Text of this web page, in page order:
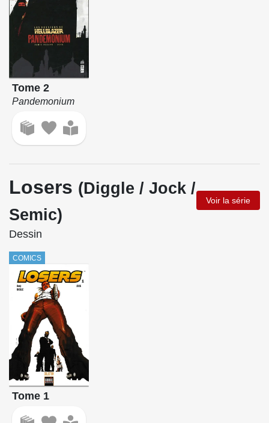
Tome 2
Pandemonium
Losers (Diggle / Jock /
Semic)
Voir la série
Dessin
COMICS
Tome 1